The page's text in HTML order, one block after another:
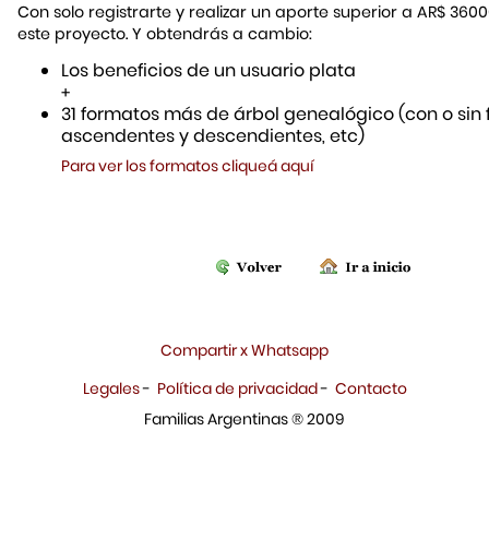
Con solo registrarte y realizar un aporte superior a AR$
este proyecto. Y obtendrás a cambio:
Los beneficios de un usuario plata
+
31 formatos más de árbol genealógico (con o sin
ascendentes y descendientes, etc)
Para ver los formatos cliqueá aquí
Compartir x Whatsapp
Legales- Política de privacidad- Contacto
Familias Argentinas ® 2009